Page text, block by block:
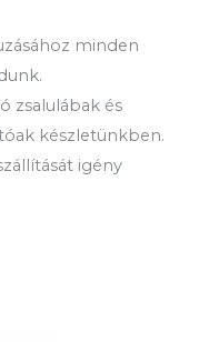
minden
zsalulábak és
készletünkben.
igény